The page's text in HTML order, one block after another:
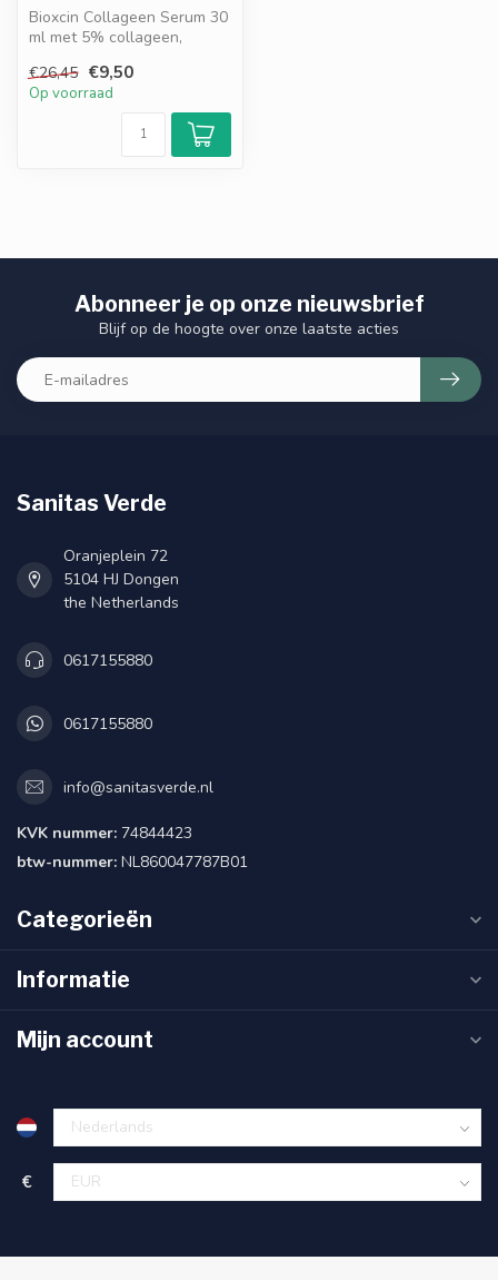
Bioxcin Collageen Serum 30
ml met 5% collageen,
hui...
€26,45 €9,50
Op voorraad
Abonneer je op onze nieuwsbrief
Blijf op de hoogte over onze laatste acties
Sanitas Verde
Oranjeplein 72
5104 HJ Dongen
the Netherlands
0617155880
0617155880
info@sanitasverde.nl
KVK nummer: 74844423
btw-nummer: NL860047787B01
Categorieën
Informatie
Mijn account
€